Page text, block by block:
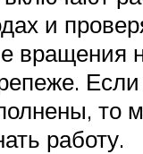
и
вращения
то
работу.